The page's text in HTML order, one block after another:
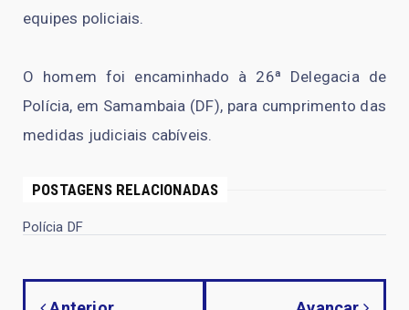
equipes policiais.
O homem foi encaminhado à 26ª Delegacia de
Polícia, em Samambaia (DF), para cumprimento das
medidas judiciais cabíveis.
POSTAGENS RELACIONADAS
Polícia DF